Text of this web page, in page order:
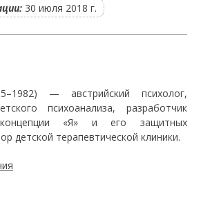
30 июля 2018 г.
— австрийский психолог,
психоанализа, разработчик
концепции «Я» и его защитных
детской терапевтической клиники.